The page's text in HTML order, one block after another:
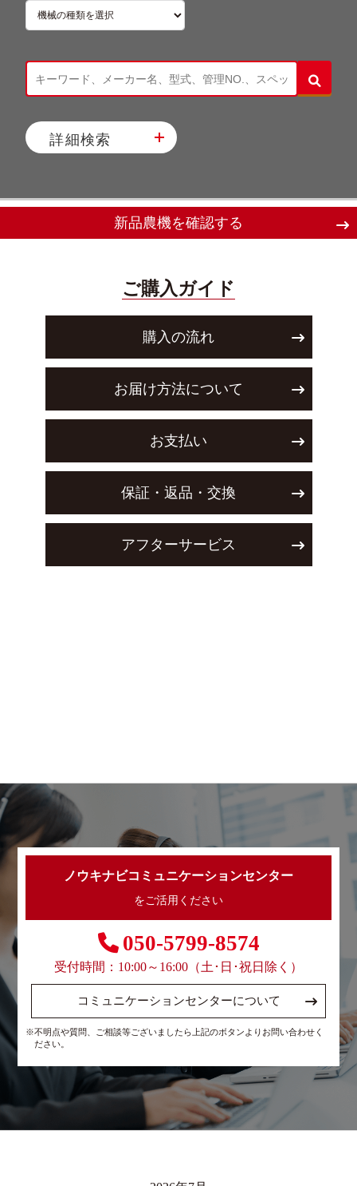
詳細検索
新品農機を確認する
ご購入ガイド
購入の流れ
お届け方法について
お支払い
保証・返品・交換
アフターサービス
ノウキナビコミュニケーションセンター
をご活用ください
050-5799-8574
受付時間：10:00～16:00（土･日･祝日除く）
コミュニケーションセンターについて
※不明点や質問、ご相談等ございましたら上記のボタンよりお問い合わせく
ださい。